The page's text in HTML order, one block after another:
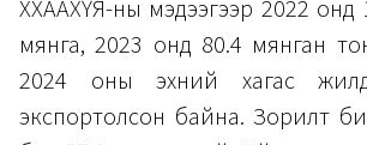
ХХААХҮЯ-ны мэдээгээр 2022 онд
мянга, 2023 онд 80.4 мянган
2024 оны эхний хагас
экспортолсон байна. Зорилт